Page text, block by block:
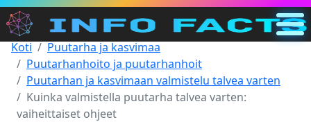
Pää
Haku
Koti
Puutarha ja kasvimaa
Puutarhanhoito ja puutarhanhoit
Puutarhan ja kasvimaan valmistelu talvea varten
Kuinka valmistella puutarha talvea varten:
vaiheittaiset ohjeet